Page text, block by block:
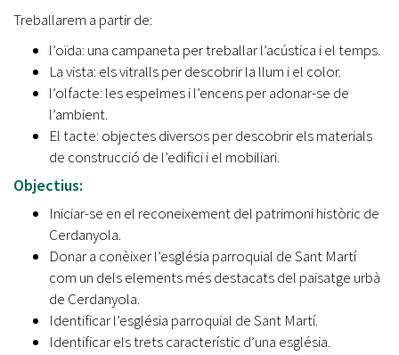
Treballarem a partir de:
l’oïda: una campaneta per treballar l’acústica i el temps.
La vista: els vitralls per descobrir la llum i el color.
l’olfacte: les espelmes i l’encens per adonar-se de
l’ambient.
El tacte: objectes diversos per descobrir els materials
de construcció de l’edifici i el mobiliari.
Objectius:
Iniciar-se en el reconeixement del patrimoni històric de
Cerdanyola.
Donar a conèixer l’església parroquial de Sant Martí
com un dels elements més destacats del paisatge urbà
de Cerdanyola.
Identificar l’església parroquial de Sant Martí.
Identificar els trets característic d’una església.